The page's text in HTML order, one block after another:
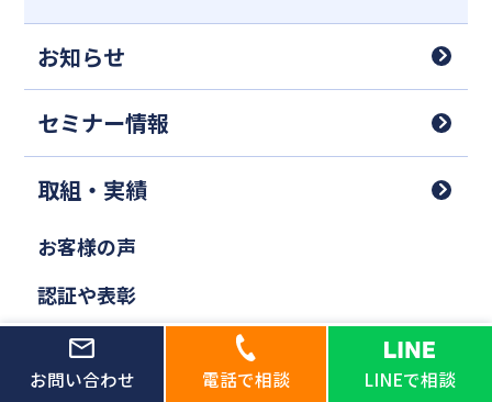
お問い合わせ 電話で相談 LINEで相談
お知らせ
セミナー情報
取組・実績
お客様の声
認証や表彰
メディア取材
その他